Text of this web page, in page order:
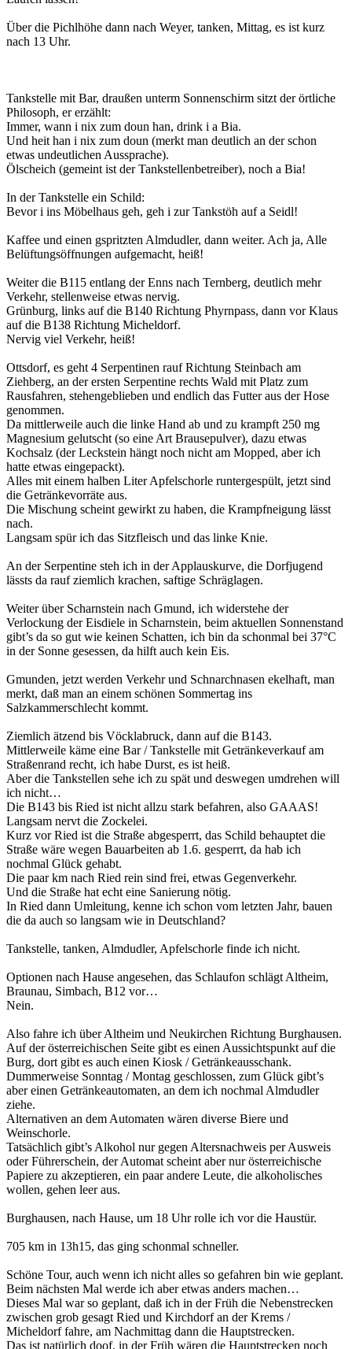
Über die Pichlhöhe dann nach Weyer, tanken, Mittag, es ist kurz
nach 13 Uhr.
Tankstelle mit Bar, draußen unterm Sonnenschirm sitzt der örtliche
Philosoph, er erzählt:
Immer, wann i nix zum doun han, drink i a Bia.
Und heit han i nix zum doun (merkt man deutlich an der schon
etwas undeutlichen Aussprache).
Ölscheich (gemeint ist der Tankstellenbetreiber), noch a Bia!
In der Tankstelle ein Schild:
Bevor i ins Möbelhaus geh, geh i zur Tankstöh auf a Seidl!
Kaffee und einen gspritzten Almdudler, dann weiter. Ach ja, Alle
Belüftungsöffnungen aufgemacht, heiß!
Weiter die B115 entlang der Enns nach Ternberg, deutlich mehr
Verkehr, stellenweise etwas nervig.
Grünburg, links auf die B140 Richtung Phyrnpass, dann vor Klaus
auf die B138 Richtung Micheldorf.
Nervig viel Verkehr, heiß!
Ottsdorf, es geht 4 Serpentinen rauf Richtung Steinbach am
Ziehberg, an der ersten Serpentine rechts Wald mit Platz zum
Rausfahren, stehengeblieben und endlich das Futter aus der Hose
genommen.
Da mittlerweile auch die linke Hand ab und zu krampft 250 mg
Magnesium gelutscht (so eine Art Brausepulver), dazu etwas
Kochsalz (der Leckstein hängt noch nicht am Mopped, aber ich
hatte etwas eingepackt).
Alles mit einem halben Liter Apfelschorle runtergespült, jetzt sind
die Getränkevorräte aus.
Die Mischung scheint gewirkt zu haben, die Krampfneigung lässt
nach.
Langsam spür ich das Sitzfleisch und das linke Knie.
An der Serpentine steh ich in der Applauskurve, die Dorfjugend
lässts da rauf ziemlich krachen, saftige Schräglagen.
Weiter über Scharnstein nach Gmund, ich widerstehe der
Verlockung der Eisdiele in Scharnstein, beim aktuellen Sonnenstand
gibt’s da so gut wie keinen Schatten, ich bin da schonmal bei 37°C
in der Sonne gesessen, da hilft auch kein Eis.
Gmunden, jetzt werden Verkehr und Schnarchnasen ekelhaft, man
merkt, daß man an einem schönen Sommertag ins
Salzkammerschlecht kommt.
Ziemlich ätzend bis Vöcklabruck, dann auf die B143.
Mittlerweile käme eine Bar / Tankstelle mit Getränkeverkauf am
Straßenrand recht, ich habe Durst, es ist heiß.
Aber die Tankstellen sehe ich zu spät und deswegen umdrehen will
ich nicht…
Die B143 bis Ried ist nicht allzu stark befahren, also GAAAS!
Langsam nervt die Zockelei.
Kurz vor Ried ist die Straße abgesperrt, das Schild behauptet die
Straße wäre wegen Bauarbeiten ab 1.6. gesperrt, da hab ich
nochmal Glück gehabt.
Die paar km nach Ried rein sind frei, etwas Gegenverkehr.
Und die Straße hat echt eine Sanierung nötig.
In Ried dann Umleitung, kenne ich schon vom letzten Jahr, bauen
die da auch so langsam wie in Deutschland?
Tankstelle, tanken, Almdudler, Apfelschorle finde ich nicht.
Optionen nach Hause angesehen, das Schlaufon schlägt Altheim,
Braunau, Simbach, B12 vor…
Nein.
Also fahre ich über Altheim und Neukirchen Richtung Burghausen.
Auf der österreichischen Seite gibt es einen Aussichtspunkt auf die
Burg, dort gibt es auch einen Kiosk / Getränkeausschank.
Dummerweise Sonntag / Montag geschlossen, zum Glück gibt’s
aber einen Getränkeautomaten, an dem ich nochmal Almdudler
ziehe.
Alternativen an dem Automaten wären diverse Biere und
Weinschorle.
Tatsächlich gibt’s Alkohol nur gegen Altersnachweis per Ausweis
oder Führerschein, der Automat scheint aber nur österreichische
Papiere zu akzeptieren, ein paar andere Leute, die alkoholisches
wollen, gehen leer aus.
Burghausen, nach Hause, um 18 Uhr rolle ich vor die Haustür.
705 km in 13h15, das ging schonmal schneller.
Schöne Tour, auch wenn ich nicht alles so gefahren bin wie geplant.
Beim nächsten Mal werde ich aber etwas anders machen…
Dieses Mal war so geplant, daß ich in der Früh die Nebenstrecken
zwischen grob gesagt Ried und Kirchdorf an der Krems /
Micheldorf fahre, am Nachmittag dann die Hauptstrecken.
Das ist natürlich doof, in der Früh wären die Hauptstrecken noch